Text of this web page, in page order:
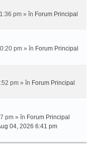
pm » în Forum Principal
pm » în Forum Principal
pm » în Forum Principal
pm » în Forum Principal
04, 2026 6:41 pm